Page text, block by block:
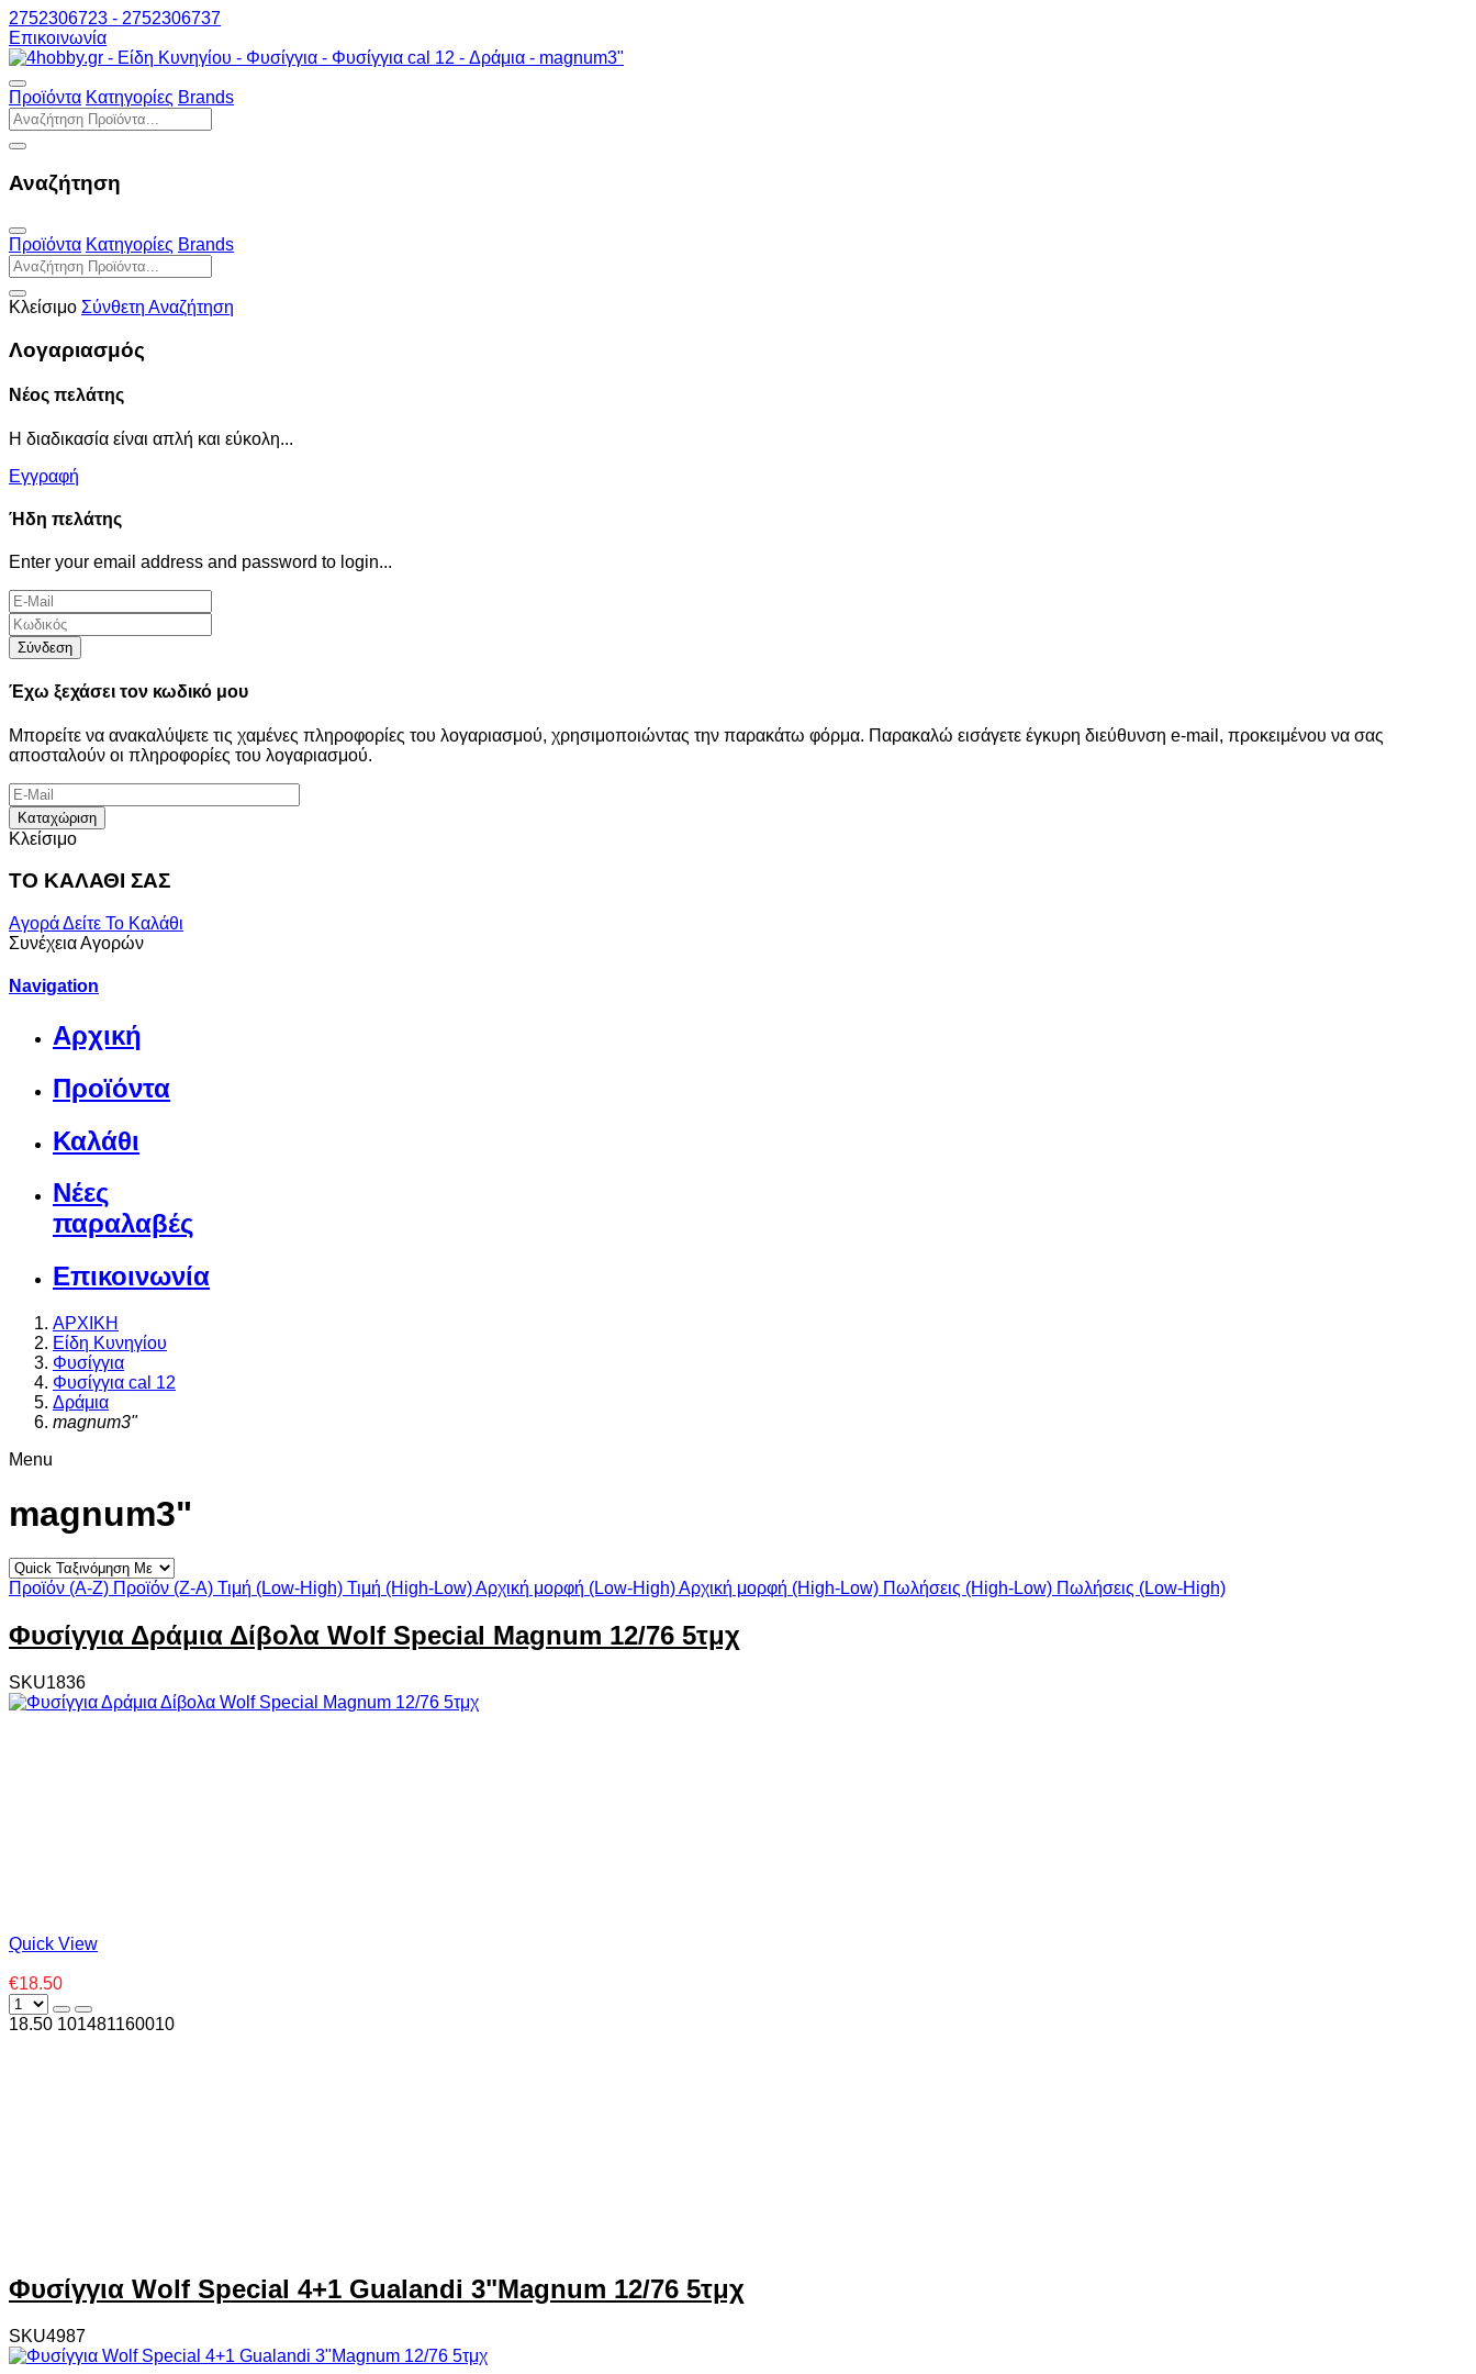
2752306723 - 2752306737
Επικοινωνία
Προϊόντα Κατηγορίες Brands
Αναζήτηση
Προϊόντα Κατηγορίες Brands
Κλείσιμο Σύνθετη Αναζήτηση
Λογαριασμός
Νέος πελάτης
Η διαδικασία είναι απλή και εύκολη...
Εγγραφή
Ήδη πελάτης
Enter your email address and password to login...
Σύνδεση
Έχω ξεχάσει τον κωδικό μου
Μπορείτε να ανακαλύψετε τις χαμένες πληροφορίες του λογαριασμού, χρησιμοποιώντας την παρακάτω φόρμα. Παρακαλώ εισάγετε έγκυρη διεύθυνση e-mail, προκειμένου να σας
αποσταλούν οι πληροφορίες του λογαριασμού.
Καταχώριση
Κλείσιμο
ΤΟ ΚΑΛΑΘΙ ΣΑΣ
ΑγοράΔείτε Το Καλάθι
Συνέχεια Αγορών
Navigation
Αρχική
Προϊόντα
Καλάθι
Νέες
παραλαβές
Επικοινωνία
ΑΡΧΙΚΗ
Είδη Κυνηγίου
Φυσίγγια
Φυσίγγια cal 12
Δράμια
magnum3"
Menu
magnum3"
Προϊόν (A-Z) Προϊόν (Z-A) Τιμή (Low-High) Τιμή (High-Low)Αρχική μορφή (Low-High)Αρχική μορφή (High-Low) Πωλήσεις (High-Low) Πωλήσεις (Low-High)
Φυσίγγια Δράμια Δίβολα Wolf Special Magnum 12/76 5τμχ
SKU1836
Quick View
€18.50
18.50 101481160010
Φυσίγγια Wolf Special 4+1 Gualandi 3"Magnum 12/76 5τμχ
SKU4987